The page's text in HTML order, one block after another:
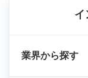
イ
業界から探す